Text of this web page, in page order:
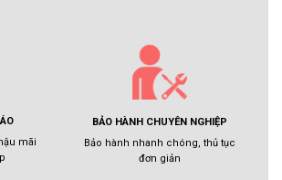
mãi
BẢO HÀNH CHUYÊN NGHIỆP
Bảo hành nhanh chóng, thủ tục
đơn giản